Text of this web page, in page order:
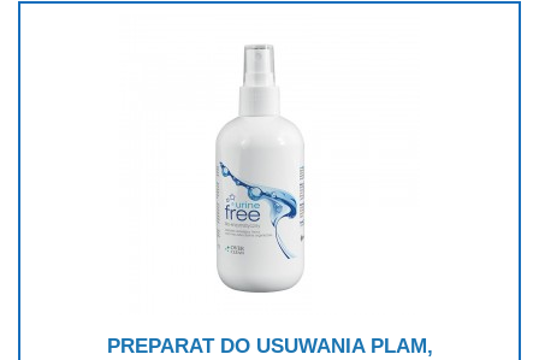
PREPARAT DO USUWANIA PLAM,